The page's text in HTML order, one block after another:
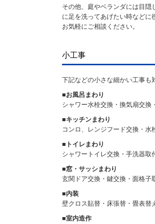
その他、 庭やベランダには目隠
に足を洗ってあげたい時などに
お気軽にご相談ください。
小工事
下記などの小さな細かい工事も
■お風呂まわり
シャワー水栓交換・換気扇交
■キッチンまわり
コンロ、レンジフード交換・
■ トイレまわり
シャワートイレ交換・手洗器
■窓・サッシまわり
玄関ドア交換・鍵交換・面格子
■内装
壁クロス貼替・床張替・畳表替
■室内造作